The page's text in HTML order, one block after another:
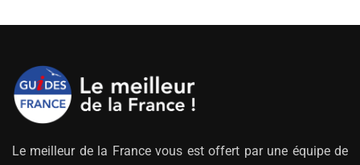
à
Le meilleur de la France vous est offert par une équipe de